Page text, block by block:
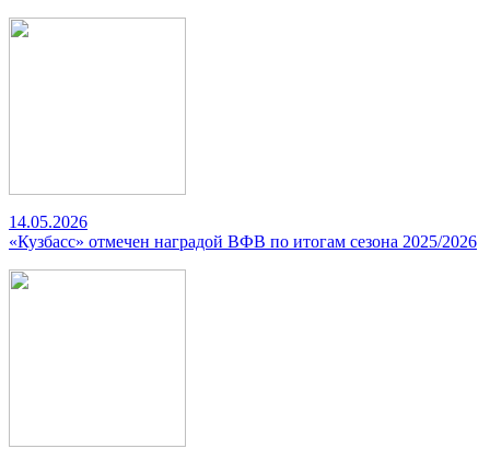
14.05.2026
«Кузбасс» отмечен наградой ВФВ по итогам сезона 2025/2026